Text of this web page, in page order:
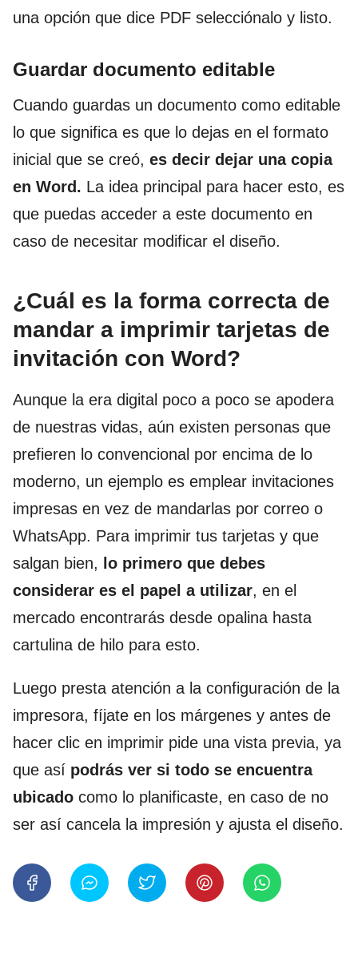
una opción que dice PDF selecciónalo y listo.
Guardar documento editable
Cuando guardas un documento como editable
lo que significa es que lo dejas en el formato
inicial que se creó, es decir dejar una copia
en Word. La idea principal para hacer esto, es
que puedas acceder a este documento en
caso de necesitar modificar el diseño.
¿Cuál es la forma correcta de
mandar a imprimir tarjetas de
invitación con Word?
Aunque la era digital poco a poco se apodera
de nuestras vidas, aún existen personas que
prefieren lo convencional por encima de lo
moderno, un ejemplo es emplear invitaciones
impresas en vez de mandarlas por correo o
WhatsApp. Para imprimir tus tarjetas y que
salgan bien, lo primero que debes
considerar es el papel a utilizar, en el
mercado encontrarás desde opalina hasta
cartulina de hilo para esto.
Luego presta atención a la configuración de la
impresora, fíjate en los márgenes y antes de
hacer clic en imprimir pide una vista previa, ya
que así podrás ver si todo se encuentra
ubicado como lo planificaste, en caso de no
ser así cancela la impresión y ajusta el diseño.